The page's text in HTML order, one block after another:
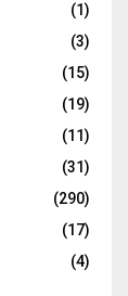
(1)
(3)
(15)
(19)
(11)
(31)
(290)
(17)
(4)